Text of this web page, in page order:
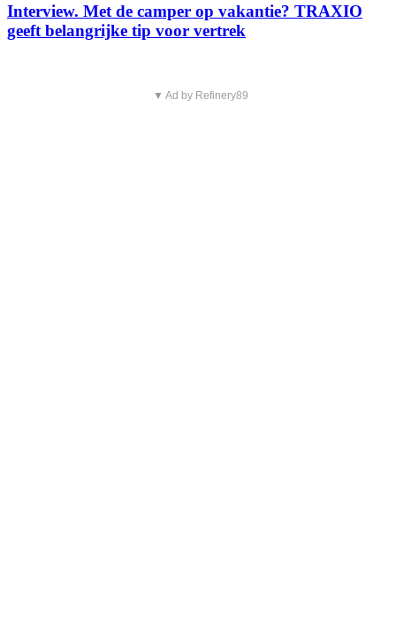
Interview. Met de camper op vakantie? TRAXIO
geeft belangrijke tip voor vertrek
▼ Ad by Refinery89